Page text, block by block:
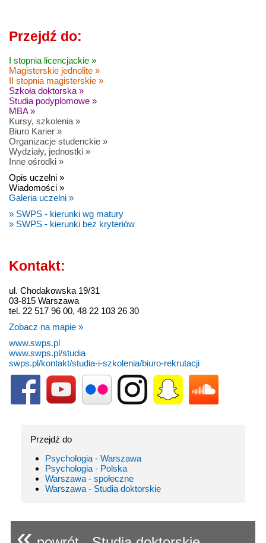
Przejdź do:
I stopnia licencjackie »
Magisterskie jednolite »
II stopnia magisterskie »
Szkoła doktorska »
Studia podyplomowe »
MBA »
Kursy, szkolenia »
Biuro Karier »
Organizacje studenckie »
Wydziały, jednostki »
Inne ośrodki »
Opis uczelni »
Wiadomości »
Galeria uczelni »
» SWPS - kierunki wg matury
» SWPS - kierunki bez kryteriów
Kontakt:
ul. Chodakowska 19/31
03-815 Warszawa
tel. 22 517 96 00, 48 22 103 26 30
Zobacz na mapie »
www.swps.pl
www.swps.pl/studia
swps.pl/kontakt/studia-i-szkolenia/biuro-rekrutacji
Przejdź do
Psychologia - Warszawa
Psychologia - Polska
Warszawa - społeczne
Warszawa - Studia doktorskie